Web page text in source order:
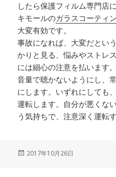
したら保護フィルム専門店
キモールのガラスコーティ
大変有効です。
事故になれば、大変だとい
かりと見る、悩みやストレ
には細心の注意を払います
音量で聴かないようにし、
にします。いずれにしても
運転します。自分が悪くな
う気持ちで、注意深く運転
投
2017年10月26日